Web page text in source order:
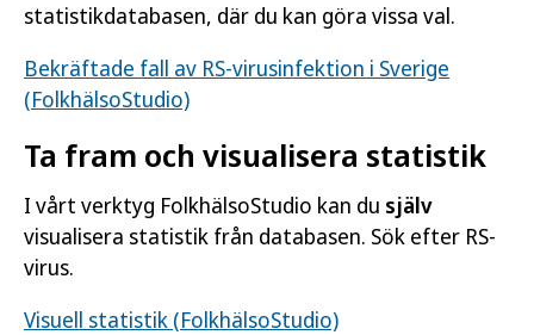
statistikdatabasen, där du kan göra vissa val.
Bekräftade fall av RS-virusinfektion i Sverige
(FolkhälsoStudio)
Ta fram och visualisera statistik
I vårt verktyg FolkhälsoStudio kan du själv
visualisera statistik från databasen. Sök efter RS-
virus.
Visuell statistik (FolkhälsoStudio)